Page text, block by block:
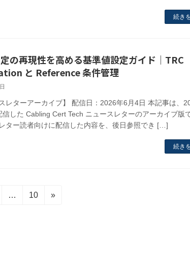
続き
の再現性を高める基準値設定ガイド｜TRC
と Reference 条件管理
スレターアーカイブ】 配信日：2026年6月4日 本記事は、
信した Cabling Cert Tech ニュースレターのアーカイブ版で
ター読者向けに配信した内容を、後日参照でき […]
続き
…
固
10 »